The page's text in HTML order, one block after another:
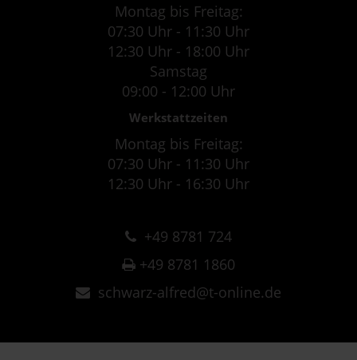
Montag bis Freitag:
07:30 Uhr - 11:30 Uhr
12:30 Uhr - 18:00 Uhr
Samstag
09:00 - 12:00 Uhr
Werkstattzeiten
Montag bis Freitag:
07:30 Uhr - 11:30 Uhr
12:30 Uhr - 16:30 Uhr
+49 8781 724
+49 8781 1860
schwarz-alfred@t-online.de